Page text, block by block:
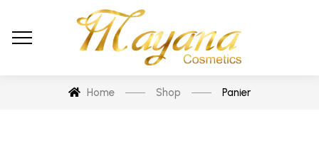
Home Shop Panier